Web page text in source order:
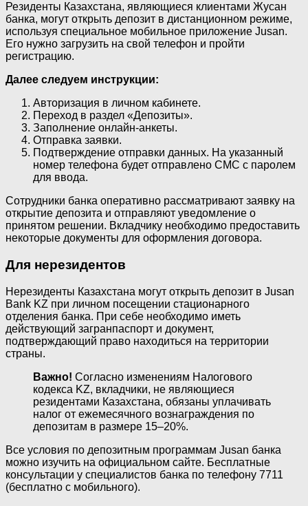
Резиденты Казахстана, являющиеся клиентами Жусан
банка, могут открыть депозит в дистанционном режиме,
используя специальное мобильное приложение Jusan.
Его нужно загрузить на свой телефон и пройти
регистрацию.
Далее следуем инструкции:
Авторизация в личном кабинете.
Переход в раздел «Депозиты».
Заполнение онлайн-анкеты.
Отправка заявки.
Подтверждение отправки данных. На указанный
номер телефона будет отправлено СМС с паролем
для ввода.
Сотрудники банка оперативно рассматривают заявку на
открытие депозита и отправляют уведомление о
принятом решении. Вкладчику необходимо предоставить
некоторые документы для оформления договора.
Для нерезидентов
Нерезиденты Казахстана могут открыть депозит в Jusan
Bank KZ при личном посещении стационарного
отделения банка. При себе необходимо иметь
действующий загранпаспорт и документ,
подтверждающий право находиться на территории
страны.
Важно! Согласно изменениям Налогового
кодекса KZ, вкладчики, не являющиеся
резидентами Казахстана, обязаны уплачивать
налог от ежемесячного вознаграждения по
депозитам в размере 15–20%.
Все условия по депозитным программам Jusan банка
можно изучить на официальном сайте. Бесплатные
консультации у специалистов банка по телефону 7711
(бесплатно с мобильного).